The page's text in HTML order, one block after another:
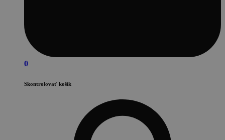
0
Skontrolovať košík